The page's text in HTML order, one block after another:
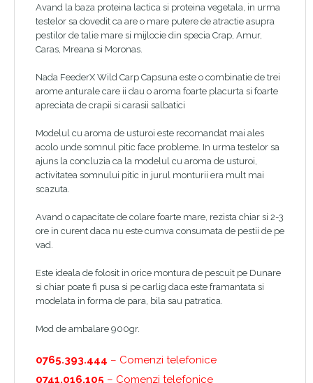
Avand la baza proteina lactica si proteina vegetala, in urma
testelor sa dovedit ca are o mare putere de atractie asupra
pestilor de talie mare si mijlocie din specia Crap, Amur,
Caras, Mreana si Moronas.
Nada FeederX Wild Carp Capsuna este o combinatie de trei
arome anturale care ii dau o aroma foarte placurta si foarte
apreciata de crapii si carasii salbatici
Modelul cu aroma de usturoi este recomandat mai ales
acolo unde somnul pitic face probleme. In urma testelor sa
ajuns la concluzia ca la modelul cu aroma de usturoi,
activitatea somnului pitic in jurul monturii era mult mai
scazuta.
Avand o capacitate de colare foarte mare, rezista chiar si 2-3
ore in curent daca nu este cumva consumata de pestii de pe
vad.
Este ideala de folosit in orice montura de pescuit pe Dunare
si chiar poate fi pusa si pe carlig daca este framantata si
modelata in forma de para, bila sau patratica.
Mod de ambalare 900gr.
0765.393.444 – Comenzi telefonice
0741.016.105 – Comenzi telefonice